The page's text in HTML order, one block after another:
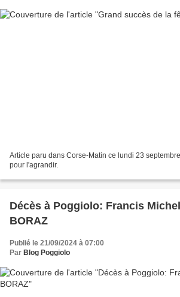
Article paru dans Corse-Matin ce lundi 23
pour l'agrandir.
Décès à Poggiolo: Francis
BORAZ
Publié le 21/09/2024 à 07:00
Par Blog Poggiolo